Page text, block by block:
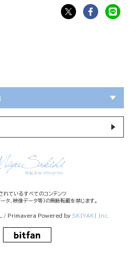
れているすべてのコンテンツ
タ、映像データ等)の無断転載を禁じます。
/ Primavera Powered by SKIYAKI Inc.